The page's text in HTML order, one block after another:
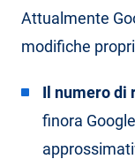
Attualmente
modifiche
Il numero di
finora